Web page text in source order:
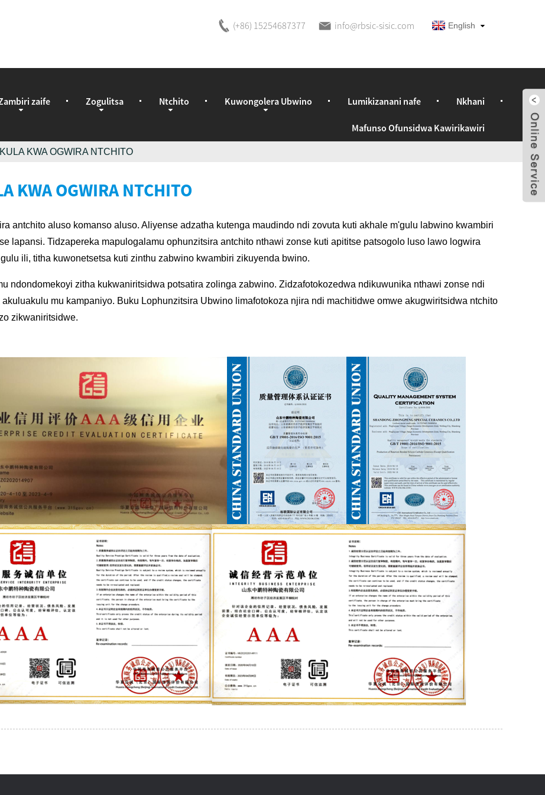
(+86) 15254687377 info@rbsic-sisic.com English
zaife Zogulitsa Ntchito Kuwongolera Ubwino Lumikizanani nafe Nkhani
Mafunso Ofunsidwa Kawirikawiri
KWA OGWIRA NTCHITO
KWA OGWIRA NTCHITO
antchito aluso komanso aluso. Aliyense adzatha kutenga maudindo ndi zovuta kuti akhale m'gulu labwino kwambiri
lapansi. Tidzapereka mapulogalamu ophunzitsira antchito nthawi zonse kuti apititse patsogolo luso lawo logwira
ili, titha kuwonetsetsa kuti zinthu zabwino kwambiri zikuyenda bwino.
ndondomekoyi zitha kukwaniritsidwa potsatira zolinga zabwino. Zidzafotokozedwa ndikuwunika nthawi zonse ndi
mu kampaniyo. Buku Lophunzitsira Ubwino limafotokoza njira ndi machitidwe omwe akugwiritsidwa ntchito
zikwaniritsidwe.